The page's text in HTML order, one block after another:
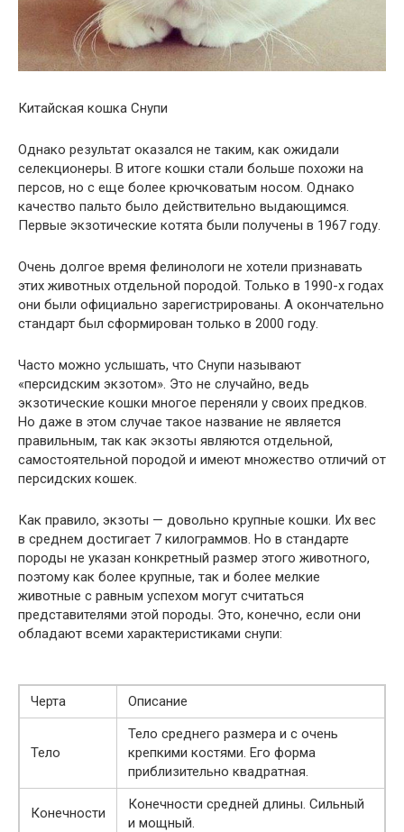
Китайская кошка Снупи
Однако результат оказался не таким, как ожидали
селекционеры. В итоге кошки стали больше похожи на
персов, но с еще более крючковатым носом. Однако
качество пальто было действительно выдающимся.
Первые экзотические котята были получены в 1967 году.
Очень долгое время фелинологи не хотели признавать
этих животных отдельной породой. Только в 1990-х годах
они были официально зарегистрированы. А окончательно
стандарт был сформирован только в 2000 году.
Часто можно услышать, что Снупи называют
«персидским экзотом». Это не случайно, ведь
экзотические кошки многое переняли у своих предков.
Но даже в этом случае такое название не является
правильным, так как экзоты являются отдельной,
самостоятельной породой и имеют множество отличий от
персидских кошек.
Как правило, экзоты — довольно крупные кошки. Их вес
в среднем достигает 7 килограммов. Но в стандарте
породы не указан конкретный размер этого животного,
поэтому как более крупные, так и более мелкие
животные с равным успехом могут считаться
представителями этой породы. Это, конечно, если они
обладают всеми характеристиками снупи:
Черта Описание
Тело
Тело среднего размера и с очень
крепкими костями. Его форма
приблизительно квадратная.
Конечности
Конечности средней длины. Сильный
и мощный.